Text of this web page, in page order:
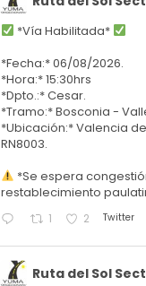
*Vía Habilitada*
*Fecha:* 06/08/2026.
*Hora:* 15:30hrs
*Dpto.:* Cesar.
*Tramo:* Bosconia -
*Ubicación:* Valencia
RN8003.
*Se espera
restablecimiento
1 2 Twitter
Ruta del Sol